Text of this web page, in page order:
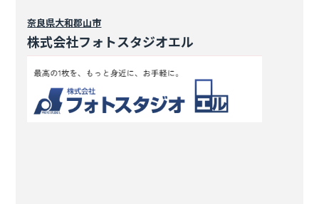
奈良県大和郡山市
株式会社フォトスタジオエル